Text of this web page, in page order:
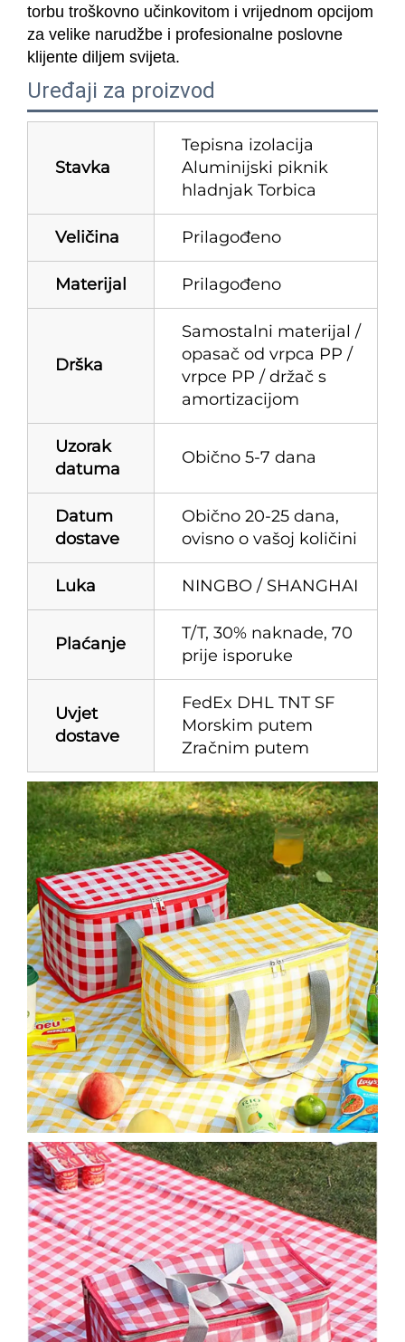
torbu troškovno učinkovitom i vrijednom opcijom
za velike narudžbe i profesionalne poslovne
klijente diljem svijeta.
Uređaji za proizvod
Stavka
Tepisna izolacija
Aluminijski piknik
hladnjak Torbica
Veličina Prilagođeno
Materijal Prilagođeno
Drška
Samostalni materijal /
opasač od vrpca PP /
vrpce PP / držač s
amortizacijom
Uzorak
datuma
Obično 5-7 dana
Datum
dostave
Obično 20-25 dana,
ovisno o vašoj količini
Luka NINGBO / SHANGHAI
Plaćanje
T/T, 30% naknade, 70
prije isporuke
Uvjet
dostave
FedEx DHL TNT SF
Morskim putem
Zračnim putem